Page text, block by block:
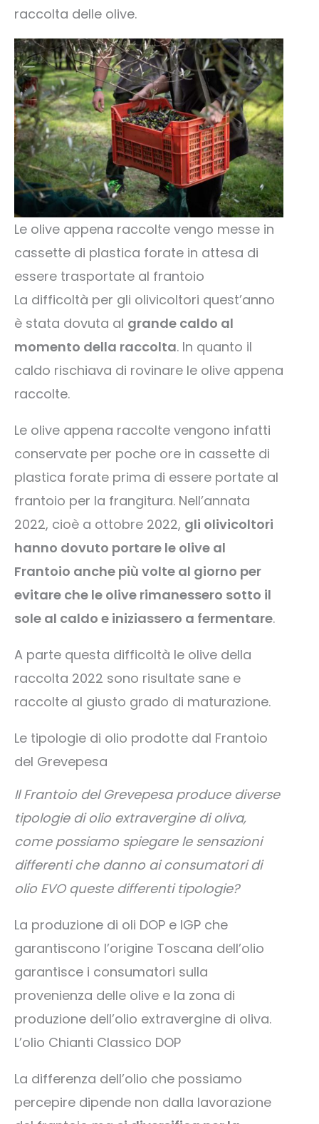
raccolta delle olive.
Le olive appena raccolte vengo messe in
cassette di plastica forate in attesa di
essere trasportate al frantoio
La difficoltà per gli olivicoltori quest’anno
è stata dovuta al grande caldo al
momento della raccolta. In quanto il
caldo rischiava di rovinare le olive appena
raccolte.
Le olive appena raccolte vengono infatti
conservate per poche ore in cassette di
plastica forate prima di essere portate al
frantoio per la frangitura. Nell’annata
2022, cioè a ottobre 2022, gli olivicoltori
hanno dovuto portare le olive al
Frantoio anche più volte al giorno per
evitare che le olive rimanessero sotto il
sole al caldo e iniziassero a fermentare.
A parte questa difficoltà le olive della
raccolta 2022 sono risultate sane e
raccolte al giusto grado di maturazione.
Le tipologie di olio prodotte dal Frantoio
del Grevepesa
Il Frantoio del Grevepesa produce diverse
tipologie di olio extravergine di oliva,
come possiamo spiegare le sensazioni
differenti che danno ai consumatori di
olio EVO queste differenti tipologie?
La produzione di oli DOP e IGP che
garantiscono l’origine Toscana dell’olio
garantisce i consumatori sulla
provenienza delle olive e la zona di
produzione dell’olio extravergine di oliva.
L’olio Chianti Classico DOP
La differenza dell’olio che possiamo
percepire dipende non dalla lavorazione